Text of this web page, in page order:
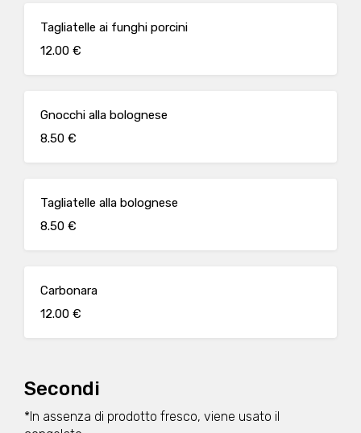
Tagliatelle ai funghi porcini
12.00 €
Gnocchi alla bolognese
8.50 €
Tagliatelle alla bolognese
8.50 €
Carbonara
12.00 €
Secondi
*In assenza di prodotto fresco, viene usato il